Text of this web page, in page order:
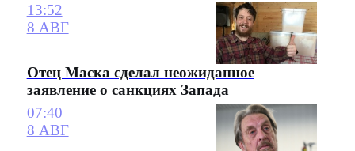
13:52
8 АВГ
Отец Маска сделал неожиданное
заявление о санкциях Запада
07:40
8 АВГ